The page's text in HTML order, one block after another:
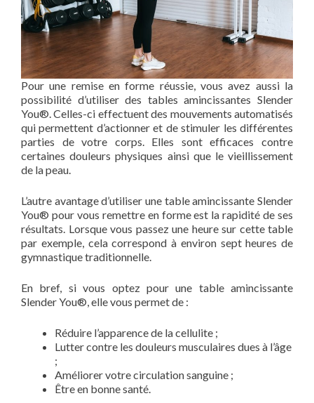
Pour une remise en forme réussie, vous avez aussi la
possibilité d’utiliser des tables amincissantes Slender
You®. Celles-ci effectuent des mouvements automatisés
qui permettent d’actionner et de stimuler les différentes
parties de votre corps. Elles sont efficaces contre
certaines douleurs physiques ainsi que le vieillissement
de la peau.
L’autre avantage d’utiliser une table amincissante Slender
You® pour vous remettre en forme est la rapidité de ses
résultats. Lorsque vous passez une heure sur cette table
par exemple, cela correspond à environ sept heures de
gymnastique traditionnelle.
En bref, si vous optez pour une table amincissante
Slender You®, elle vous permet de :
Réduire l’apparence de la cellulite ;
Lutter contre les douleurs musculaires dues à l’âge
;
Améliorer votre circulation sanguine ;
Être en bonne santé.